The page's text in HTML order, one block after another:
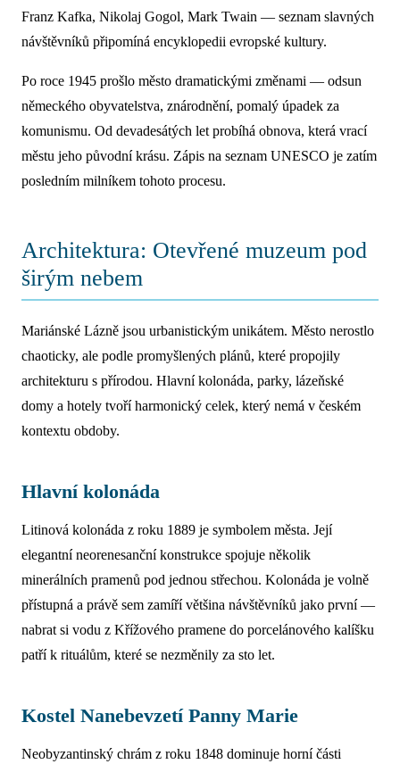
Franz Kafka, Nikolaj Gogol, Mark Twain — seznam slavných
návštěvníků připomíná encyklopedii evropské kultury.
Po roce 1945 prošlo město dramatickými změnami — odsun
německého obyvatelstva, znárodnění, pomalý úpadek za
komunismu. Od devadesátých let probíhá obnova, která vrací
městu jeho původní krásu. Zápis na seznam UNESCO je zatím
posledním milníkem tohoto procesu.
Architektura: Otevřené muzeum pod
širým nebem
Mariánské Lázně jsou urbanistickým unikátem. Město nerostlo
chaoticky, ale podle promyšlených plánů, které propojily
architekturu s přírodou. Hlavní kolonáda, parky, lázeňské
domy a hotely tvoří harmonický celek, který nemá v českém
kontextu obdoby.
Hlavní kolonáda
Litinová kolonáda z roku 1889 je symbolem města. Její
elegantní neorenesanční konstrukce spojuje několik
minerálních pramenů pod jednou střechou. Kolonáda je volně
přístupná a právě sem zamíří většina návštěvníků jako první —
nabrat si vodu z Křížového pramene do porcelánového kalíšku
patří k rituálům, které se nezměnily za sto let.
Kostel Nanebevzetí Panny Marie
Neobyzantinský chrám z roku 1848 dominuje horní části